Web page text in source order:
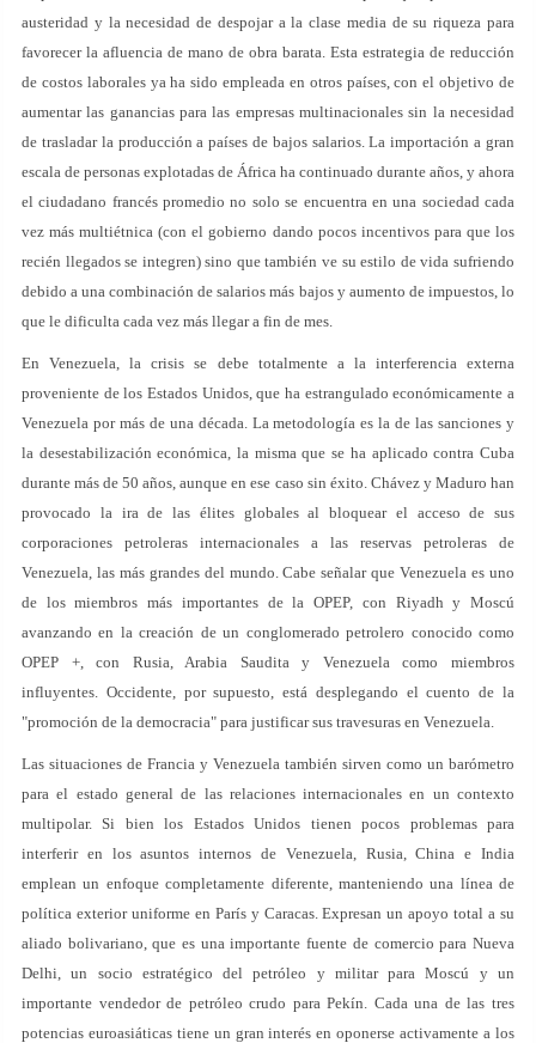
austeridad y la necesidad de despojar a la clase media de su riqueza para
favorecer la afluencia de mano de obra barata. Esta estrategia de reducción
de costos laborales ya ha sido empleada en otros países, con el objetivo de
aumentar las ganancias para las empresas multinacionales sin la necesidad
de trasladar la producción a países de bajos salarios. La importación a gran
escala de personas explotadas de África ha continuado durante años, y ahora
el ciudadano francés promedio no solo se encuentra en una sociedad cada
vez más multiétnica (con el gobierno dando pocos incentivos para que los
recién llegados se integren) sino que también ve su estilo de vida sufriendo
debido a una combinación de salarios más bajos y aumento de impuestos, lo
que le dificulta cada vez más llegar a fin de mes.
En Venezuela, la crisis se debe totalmente a la interferencia externa
proveniente de los Estados Unidos, que ha estrangulado económicamente a
Venezuela por más de una década. La metodología es la de las sanciones y
la desestabilización económica, la misma que se ha aplicado contra Cuba
durante más de 50 años, aunque en ese caso sin éxito. Chávez y Maduro han
provocado la ira de las élites globales al bloquear el acceso de sus
corporaciones petroleras internacionales a las reservas petroleras de
Venezuela, las más grandes del mundo. Cabe señalar que Venezuela es uno
de los miembros más importantes de la OPEP, con Riyadh y Moscú
avanzando en la creación de un conglomerado petrolero conocido como
OPEP +, con Rusia, Arabia Saudita y Venezuela como miembros
influyentes. Occidente, por supuesto, está desplegando el cuento de la
"promoción de la democracia" para justificar sus travesuras en Venezuela.
Las situaciones de Francia y Venezuela también sirven como un barómetro
para el estado general de las relaciones internacionales en un contexto
multipolar. Si bien los Estados Unidos tienen pocos problemas para
interferir en los asuntos internos de Venezuela, Rusia, China e India
emplean un enfoque completamente diferente, manteniendo una línea de
política exterior uniforme en París y Caracas. Expresan un apoyo total a su
aliado bolivariano, que es una importante fuente de comercio para Nueva
Delhi, un socio estratégico del petróleo y militar para Moscú y un
importante vendedor de petróleo crudo para Pekín. Cada una de las tres
potencias euroasiáticas tiene un gran interés en oponerse activamente a los